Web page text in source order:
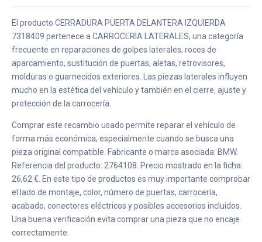
El producto CERRADURA PUERTA DELANTERA IZQUIERDA
7318409 pertenece a CARROCERIA LATERALES, una categoría
frecuente en reparaciones de golpes laterales, roces de
aparcamiento, sustitución de puertas, aletas, retrovisores,
molduras o guarnecidos exteriores. Las piezas laterales influyen
mucho en la estética del vehículo y también en el cierre, ajuste y
protección de la carrocería.
Comprar este recambio usado permite reparar el vehículo de
forma más económica, especialmente cuando se busca una
pieza original compatible. Fabricante o marca asociada: BMW.
Referencia del producto: 2764108. Precio mostrado en la ficha:
26,62 €. En este tipo de productos es muy importante comprobar
el lado de montaje, color, número de puertas, carrocería,
acabado, conectores eléctricos y posibles accesorios incluidos.
Una buena verificación evita comprar una pieza que no encaje
correctamente.